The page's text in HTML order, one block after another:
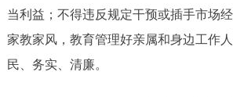
当利益；不得违反规定干预或插手市场
家教家风，教育管理好亲属和身边工作
民、务实、清廉。